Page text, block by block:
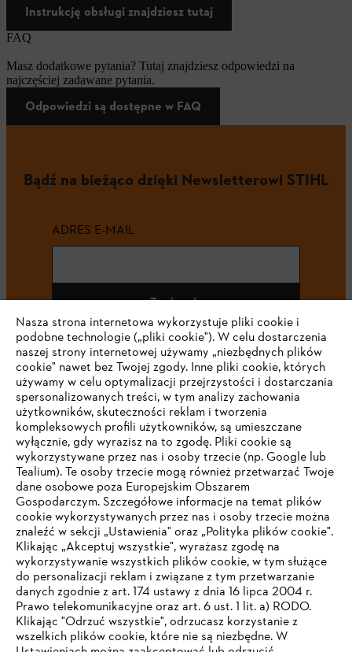
Instrukcję obsługi znajdziesz tutaj
FAQ
Masz dodatkowe pytania? Tutaj znajdziesz odpowiedzi na
najczęściej zadawane pytania.
Odpowiedzi są dostępne w FAQ
Bądź na bieżąco dzięki Newsletterowi STIHL
ADRES E-MAIL
Zapisz się
#STIHL
Firma
STIHL FAQ
Serwis
TWOJA PRZEGLĄDARKA NIE JEST
OBSŁUGIWANA
Nasza strona internetowa wykorzystuje pliki cookie i
podobne technologie („pliki cookie"). W celu dostarczenia
naszej strony internetowej używamy „niezbędnych plików
cookie" nawet bez Twojej zgody. Inne pliki cookie, których
używamy w celu optymalizacji przejrzystości i dostarczania
spersonalizowanych treści, w tym analizy zachowania
użytkowników, skuteczności reklam i tworzenia
kompleksowych profili użytkowników, są umieszczane
wyłącznie, gdy wyrazisz na to zgodę. Pliki cookie są
wykorzystywane przez nas i osoby trzecie (np. Google lub
Tealium). Te osoby trzecie mogą również przetwarzać Twoje
dane osobowe poza Europejskim Obszarem
Gospodarczym. Szczegółowe informacje na temat plików
cookie wykorzystywanych przez nas i osoby trzecie można
znaleźć w sekcji „Ustawienia" oraz „Polityka plików cookie".
Klikając „Akceptuj wszystkie", wyrażasz zgodę na
wykorzystywanie wszystkich plików cookie, w tym służące
do personalizacji reklam i związane z tym przetwarzanie
danych zgodnie z art. 174 ustawy z dnia 16 lipca 2004 r.
Prawo telekomunikacyjne oraz art. 6 ust. 1 lit. a) RODO.
Klikając "Odrzuć wszystkie", odrzucasz korzystanie z
wszelkich plików cookie, które nie są niezbędne. W